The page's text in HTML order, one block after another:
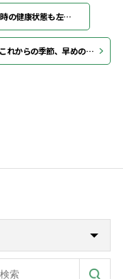
妊娠中の栄養補給は赤ちゃんが大きくなった時の健康状態も左右する！
【喉の痛み】 〜 喉が痛みやすくなるこれからの季節、早めの対策を 〜